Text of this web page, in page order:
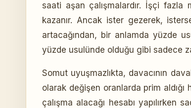
saati aşan çalışmalardır. İşçi
kazanır. Ancak ister gezerek,
artacağından, bir anlamda yüzde
yüzde usulünde olduğu gibi sadece
Somut uyuşmazlıkta, davacının
olarak değişen oranlarda prim aldığı
çalışma alacağı hesabı yapılırken